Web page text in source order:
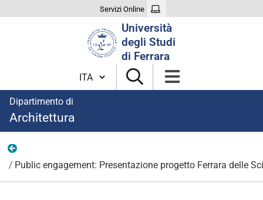
Servizi Online
Università
degli Studi
di Ferrara
Cambia lingua
Dipartimento di
Architettura
Public engagement: Presentazione progetto Ferrara delle